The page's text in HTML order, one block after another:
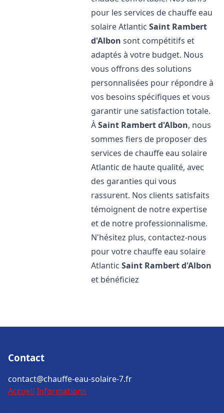
pour les services de chauffe eau
solaire AtlanticSaint Rambert
d'Albon sont compétitifs et
adaptés à votre budget. Nous
vous offrons des solutions
personnalisées pour répondre à
vos besoins spécifiques et vous
garantir une satisfaction totale.
ÀSaint Rambert d'Albon, nous
sommes fiers de proposer des
services de chauffe eau solaire
Atlantic de haute qualité, avec
des garanties qui vous
rassurent. Nos clients satisfaits
témoignent de notre expertise
et de notre professionnalisme.
N'hésitez plus, contactez-nous
pour votre chauffe eau solaire
AtlanticSaint Rambert d'Albon
et bénéficiez
Contact
contact@chauffe-eau-solaire-7.fr
Accueil Informations